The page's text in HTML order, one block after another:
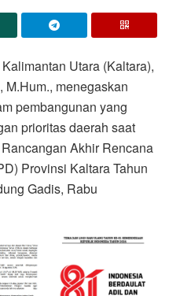
Utara (Kaltara),
M.Hum., menegaskan
pembangunan yang
prioritas daerah saat
Akhir Rencana
Provinsi Kaltara Tahun
Gadis, Rabu